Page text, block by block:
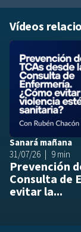
Vídeos
Sanará mañana
31/07/26
9 min
Prevención
Consulta de
evitar la...